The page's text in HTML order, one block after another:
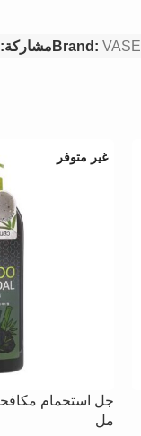
Brand: مشاركة:
غير متوفر
مل